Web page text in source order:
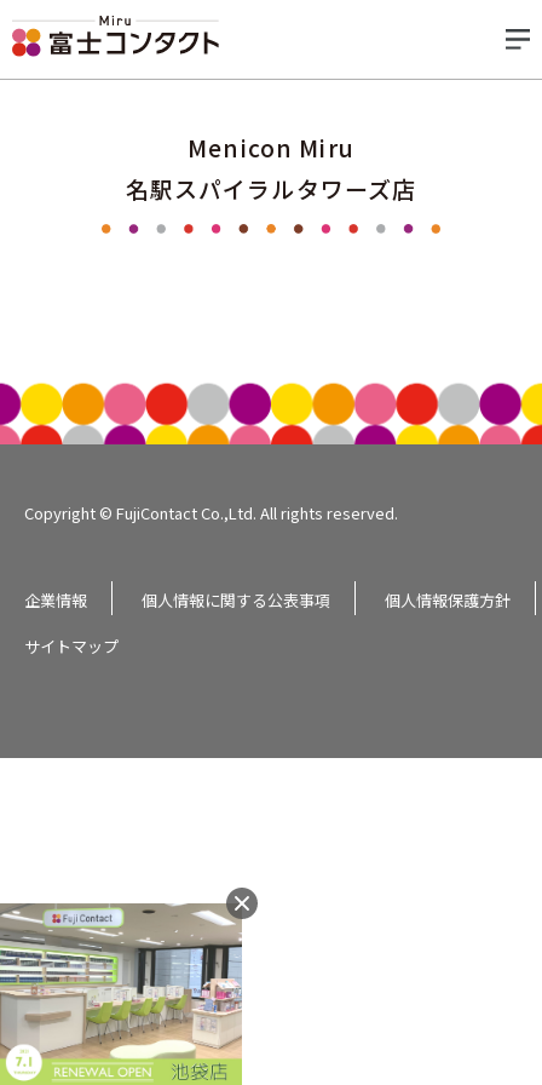
Menicon Miru
名駅スパイラルタワーズ店
Copyright © FujiContact Co.,Ltd. All rights reserved.
企業情報 個人情報に関する公表事項
個人情報保護方針
サイトマップ